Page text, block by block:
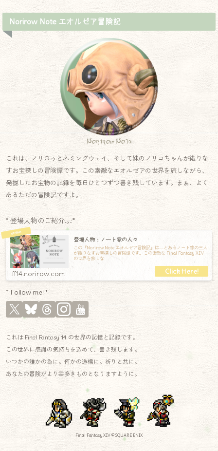
Norirow Note エオルゼア冒険記
Norirow Note
これは、ノリロゥとネミングウェイ、そして妹のノリコちゃんが織りな
すお宝探しの冒険譚です。この素敵なエオルゼアの世界を旅しながら、
発掘したお宝物の記録を毎日ひとつずつ書き残しています。まぁ、よく
あるただの冒険記ですよ。
* 登場人物のご紹介.｡.:*
登場人物：ノート家の人々
この『Norirow Note エオルゼア冒険記』は―とあるノート家の三人
が織りなすお宝探しの冒険譚です。この素敵な Final Fantasy XIV
の世界を旅しな
ff14.norirow.com
* Follow me! *
これは Final Fantasy 14 の世界の記憶と記録です。
この世界に感謝の気持ちを込めて、書き残します。
いつかの誰かの為に。何かの道標に。祈りと共に。
あなたの冒険がより幸多きものとなりますように。
Final Fantasy XIV © SQUARE ENIX